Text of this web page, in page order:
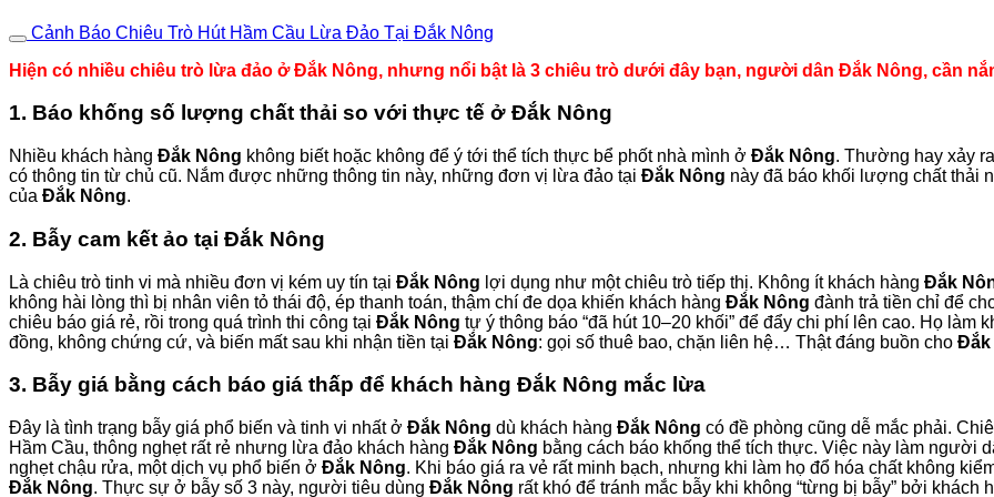
Cảnh Báo Chiêu Trò Hút Hầm Cầu Lừa Đảo Tại Đắk Nông
Hiện có nhiều chiêu trò lừa đảo ở Đắk Nông, nhưng nổi bật là 3 chiêu trò dưới đây bạn, người dân Đắk Nông, cần
1. Báo khống số lượng chất thải so với thực tế ở Đắk Nông
Nhiều khách hàng Đắk Nông không biết hoặc không để ý tới thể tích thực bể phốt nhà mình ở Đắk Nông. Thường hay xảy
có thông tin từ chủ cũ. Nắm được những thông tin này, những đơn vị lừa đảo tại Đắk Nông này đã báo khối lượng chất thải
của Đắk Nông.
2. Bẫy cam kết ảo tại Đắk Nông
Là chiêu trò tinh vi mà nhiều đơn vị kém uy tín tại Đắk Nông lợi dụng như một chiêu trò tiếp thị. Không ít khách hàng Đắk
không hài lòng thì bị nhân viên tỏ thái độ, ép thanh toán, thậm chí đe dọa khiến khách hàng Đắk Nông đành trả tiền chỉ để
chiêu báo giá rẻ, rồi trong quá trình thi công tại Đắk Nông tự ý thông báo “đã hút 10–20 khối” để đẩy chi phí lên cao. Họ làm
đồng, không chứng cứ, và biến mất sau khi nhận tiền tại Đắk Nông: gọi số thuê bao, chặn liên hệ… Thật đáng buồn cho Đắk
3. Bẫy giá bằng cách báo giá thấp để khách hàng Đắk Nông mắc lừa
Đây là tình trạng bẫy giá phổ biến và tinh vi nhất ở Đắk Nông dù khách hàng Đắk Nông có đề phòng cũng dễ mắc phải.
Hầm Cầu, thông nghẹt rất rẻ nhưng lừa đảo khách hàng Đắk Nông bằng cách báo khống thể tích thực. Việc này làm người
nghẹt chậu rửa, một dịch vụ phổ biến ở Đắk Nông. Khi báo giá ra vẻ rất minh bạch, nhưng khi làm họ đổ hóa chất không
Đắk Nông. Thực sự ở bẫy số 3 này, người tiêu dùng Đắk Nông rất khó để tránh mắc bẫy khi không “từng bị bẫy” bởi khách